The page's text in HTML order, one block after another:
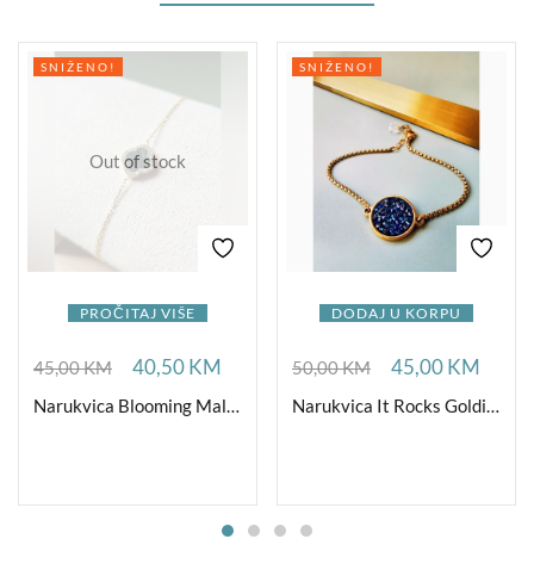
Out of stock
PROČITAJ VIŠE
SNIŽENO!
45,00KM 40,50KM
Narukvica Blooming Malahit CZ
DODAJ U KORPU
SNIŽENO!
50,00KM 45,00KM
Narukvica It Rocks Goldishious B Blue